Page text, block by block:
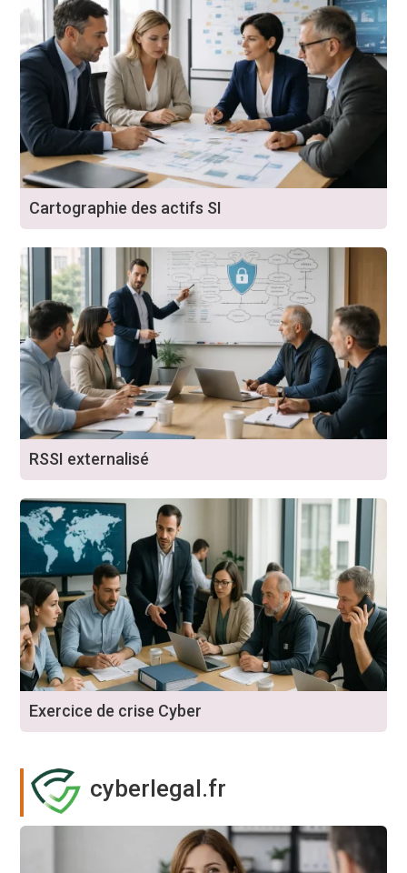
Cartographie des actifs SI
RSSI externalisé
Exercice de crise Cyber
cyberlegal.fr